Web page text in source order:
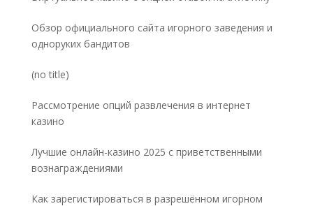
Обзор официального сайта игорного заведения и
одноруких бандитов
(no title)Post
Рассмотрение опций развлечения в интернет
казино
Лучшие онлайн-казино 2025 с приветственными
вознаграждениями
Как зарегистироваться в разрешённом игорном